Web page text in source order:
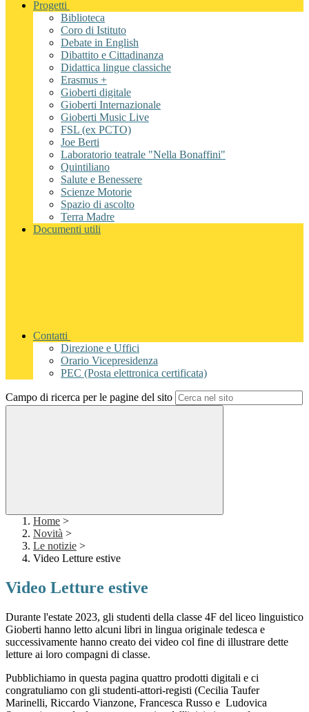
Progetti
Biblioteca
Coro di Istituto
Debate in English
Dibattito e Cittadinanza
Didattica lingue classiche
Erasmus +
Gioberti digitale
Gioberti Internazionale
Gioberti Music Live
FSL (ex PCTO)
Joe Berti
Laboratorio teatrale "Nella Bonaffini"
Quintiliano
Salute e Benessere
Scienze Motorie
Spazio di ascolto
Terra Madre
Documenti utili
Contatti
Direzione e Uffici
Orario Vicepresidenza
PEC (Posta elettronica certificata)
Campo di ricerca per le pagine del sito
Home >
Novità >
Le notizie >
Video Letture estive
Video Letture estive
Durante l'estate 2023, gli studenti della classe 4F del liceo linguistico
Gioberti hanno letto alcuni libri in lingua originale tedesca e
successivamente hanno creato dei video col fine di illustrare dette
letture ai loro compagni di classe.
Pubblichiamo in questa pagina quattro prodotti digitali e ci
congratuliamo con gli studenti-attori-registi (Cecilia Taufer
Marinelli, Riccardo Vianzone, Francesca Russo e Ludovica